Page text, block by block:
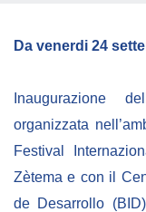
Patrimonio
Giustizia e
Da venerdi 24
Inaugurazione
organizzata
Festival
Zètema e con il
de Desarrollo